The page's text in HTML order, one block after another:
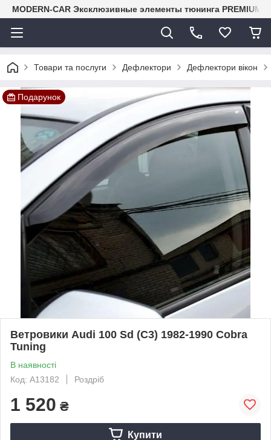
MODERN-CAR Эксклюзивные элементы тюнинга PREMIUM-
Товари та послуги Дефлектори Дефлектори вікон
Подарунок
Ветровики Audi 100 Sd (C3) 1982-1990 Cobra
Tuning
В наявності
Код: A13182
Роздріб
1 520 ₴
Купити